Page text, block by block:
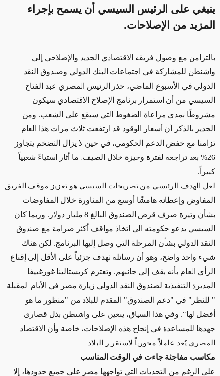
ينبغي على الرئيس السيسي أن يسمح بإجراء
المزيد من الإصلاحات.
بالتزامن مع وصول فريقه الاقتصادي الجديد والإصلاحي إلى
واشنطن للمشاركة في اجتماعات البنك الدولي وصندوق النقد
الدولي في الأسبوع الماضي، حذر الرئيس المصري عبد الفتاح
السيسي من أن استمرار برنامج الإصلاح الاقتصادي سيكون
مشروطًا بمدى مراعاة الضغوط التي سيقع على الشعب. ومن
الجدير بالذكر أن أسعار الوقود قد ارتفعت ثلاث مرات هذا العام
تزامنا مع خفض الدعم الحكومي، في حين لا يزال التضخم يتجاوز
26% بعد تراجعه لفترة وجيزة خلال الصيف، ما أثار استياءً شعبياً
كبيراً.
لعل الهدف الرئيسي من تصريحات السيسي هو تعزيز موقف الفريق
المفاوض وإعطائه هامشًا أوسع من المناورة خلال المفاوضات
بشأن وتيرة صرف قرض الصندوق البالغ 8 مليار دولار. وربما كان
السيسي يدعو حكومته الى اتخاذ مواقف أكثر صرامة مع صندوق
النقد الدولي بشأن المرحلة التي وصل إليها البرنامج. لكن هناك
شيء واحد واضح، وهو أن رسائله تهدف جزئياً على الأقل إلى إقناع
الرأي العام بأنه يقف إلى جانبهم. وتعتزم كريستالينا غورغييفا
المديرة التنفيذية لصندوق النقد الدولي زيارة مصر في الأيام المقبلة
" للنظر" في "دعم الصندوق" المقدم للبلاد من "منظور ما هو
أفضل لها". وفي هذا السياق، يتعين على واشنطن بذل قصارى
جهدها للمساعدة في إنجاح هذه الإصلاحات، خاصة وأن الاقتصاد
المصري يُعد عاملاً محورياً لاستقرار البلاد.
مكاسب مفاجئة جاءت في الوقت المناسب
على الرغم من التحديات التي تواجهها مصر على جميع حدودها، إلا